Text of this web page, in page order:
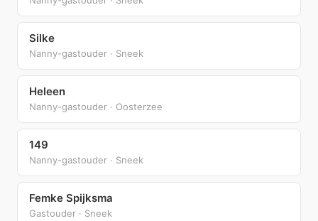
Silke
Nanny-gastouder · Sneek
Heleen
Nanny-gastouder · Oosterzee
149
Nanny-gastouder · Sneek
Femke Spijksma
Gastouder · Sneek